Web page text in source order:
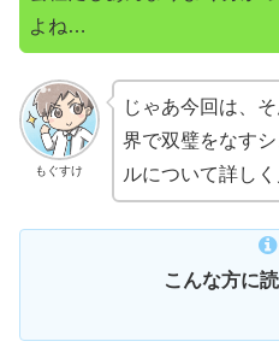
よね…
もぐすけ
じゃあ今回は、
界で双璧をなす
ルについて詳し
こんな方に